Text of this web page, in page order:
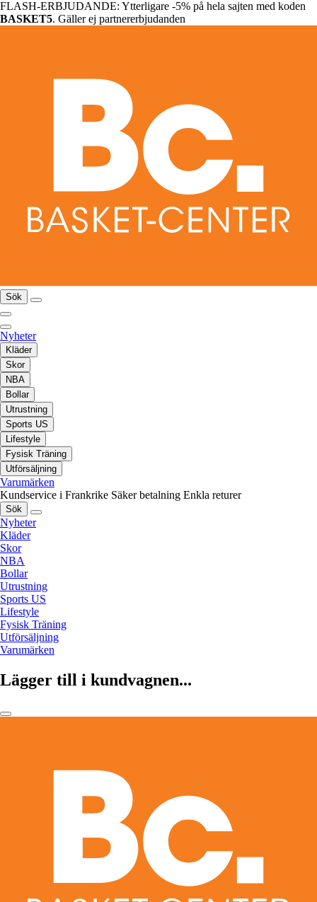
FLASH-ERBJUDANDE: Ytterligare -5% på hela sajten med koden
BASKET5. Gäller ej partnererbjudanden
Sök
Nyheter
Kläder
Skor
NBA
Bollar
Utrustning
Sports US
Lifestyle
Fysisk Träning
Utförsäljning
Varumärken
Kundservice i Frankrike Säker betalning Enkla returer
Sök
Nyheter
Kläder
Skor
NBA
Bollar
Utrustning
Sports US
Lifestyle
Fysisk Träning
Utförsäljning
Varumärken
Lägger till i kundvagnen...